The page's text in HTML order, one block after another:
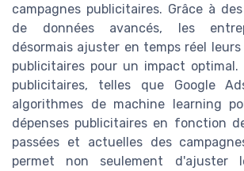
campagnes publicitaires. Grâce à
de données avancés, les
désormais ajuster en temps réel
publicitaires pour un impact optimal.
publicitaires, telles que Google
algorithmes de machine learning
dépenses publicitaires en fonction
passées et actuelles des
permet non seulement d'ajuster